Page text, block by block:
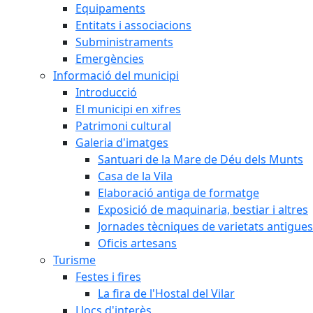
Equipaments
Entitats i associacions
Subministraments
Emergències
Informació del municipi
Introducció
El municipi en xifres
Patrimoni cultural
Galeria d'imatges
Santuari de la Mare de Déu dels Munts
Casa de la Vila
Elaboració antiga de formatge
Exposició de maquinaria, bestiar i altres
Jornades tècniques de varietats
Oficis artesans
Turisme
Festes i fires
La fira de l'Hostal del Vilar